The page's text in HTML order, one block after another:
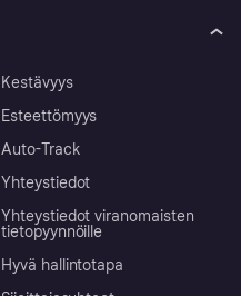
Kestävyys
Esteettömyys
Auto-Track
Yhteystiedot
Yhteystiedot viranomaisten
tietopyynnöille
Hyvä hallintotapa